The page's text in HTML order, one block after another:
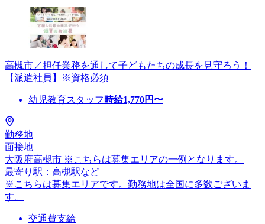
高槻市／担任業務を通して子どもたちの成長を見守ろう！
【派遣社員】※資格必須
幼児教育スタッフ 時給1,770円〜
勤務地
面接地
大阪府高槻市 ※こちらは募集エリアの一例となります。
最寄り駅：高槻駅など
※こちらは募集エリアです。勤務地は全国に多数ございま
す。
交通費支給